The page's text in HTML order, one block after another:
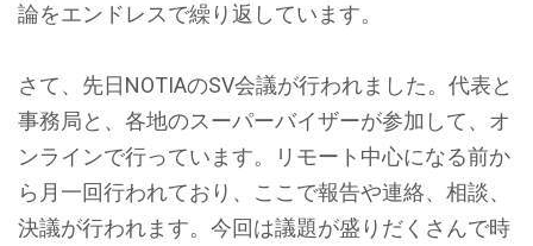
論をエンドレスで繰り返しています。
さて、先日NOTIAのSV会議が行われました。代表と
事務局と、各地のスーパーバイザーが参加して、オ
ンラインで行っています。リモート中心になる前か
ら月一回行われており、ここで報告や連絡、相談、
決議が行われます。今回は議題が盛りだくさんで時